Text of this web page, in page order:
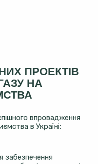
ПРОЕКТІВ
НА
впровадження
в Україні:
забезпечення